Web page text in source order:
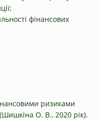
фінансових
ризиками
О. В., 2020 рік).